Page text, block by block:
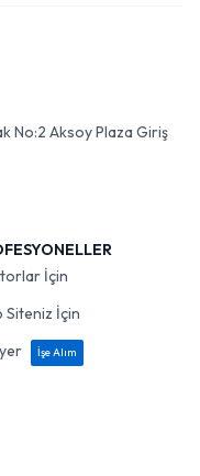
No:2 Aksoy Plaza Giriş
İçin
Siteniz İçin
İşe Alım